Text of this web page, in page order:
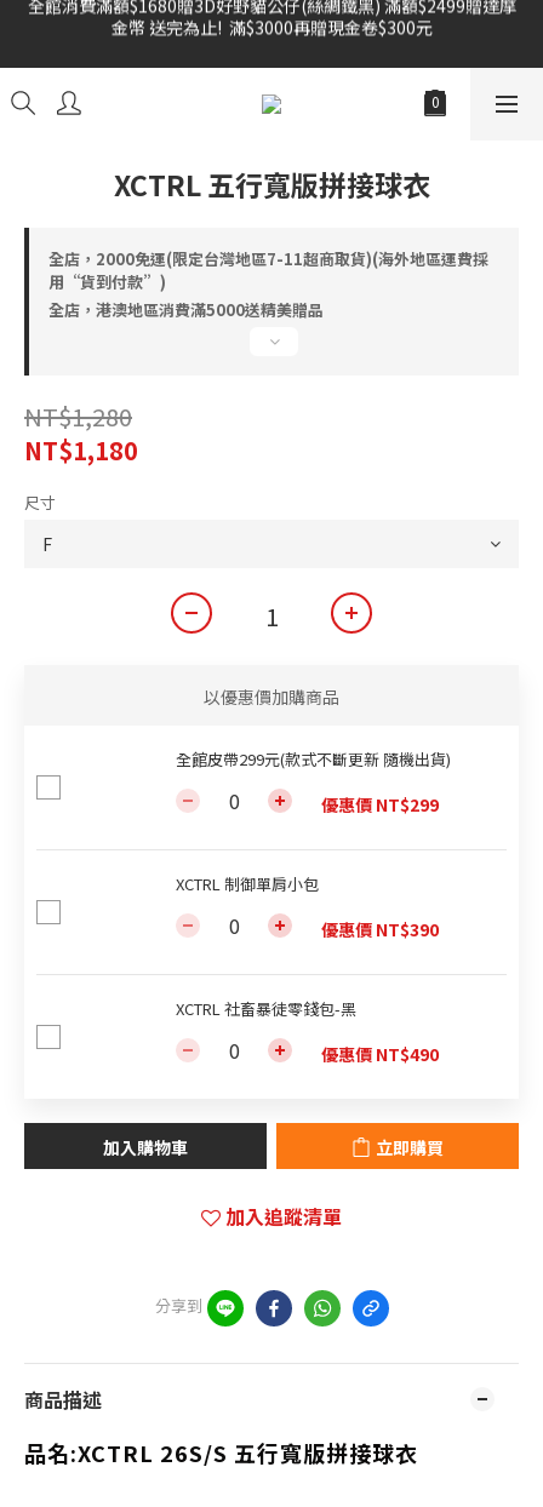
雙倍奉還 歡慶父親節全館褲類任選兩件88折!!!
金幣 送完為止!  滿$3000再贈現金卷$300元
雙倍奉還 歡慶父親節全館褲類任選兩件88折!!!
XCTRL 五行寬版拼接球衣
全店，2000免運(限定台灣地區7-11超商取貨)(海外地區運費採
用“貨到付款”)
全店，港澳地區消費滿5000送精美贈品
NT$1,280
NT$1,180
尺寸
以優惠價加購商品
全館皮帶299元(款式不斷更新 隨機出貨)
優惠價 NT$299
XCTRL 制御單肩小包
優惠價 NT$390
XCTRL 社畜暴徒零錢包-黑
優惠價 NT$490
加入購物車 立即購買
加入追蹤清單
分享到
商品描述
品名:XCTRL 26S/S 五行寬版拼接球衣